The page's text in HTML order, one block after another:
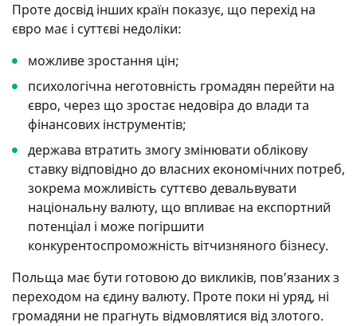
Проте досвід інших країн показує, що перехід на
євро має і суттєві недоліки:
можливе зростання цін;
психологічна неготовність громадян перейти на
євро, через що зростає недовіра до влади та
фінансових інструментів;
держава втратить змогу змінювати облікову
ставку відповідно до власних економічних потреб,
зокрема можливість суттєво девальвувати
національну валюту, що впливає на експортний
потенціал і може погіршити
конкурентоспроможність вітчизняного бізнесу.
Польща має бути готовою до викликів, пов’язаних з
переходом на єдину валюту. Проте поки ні уряд, ні
громадяни не прагнуть відмовлятися від злотого.